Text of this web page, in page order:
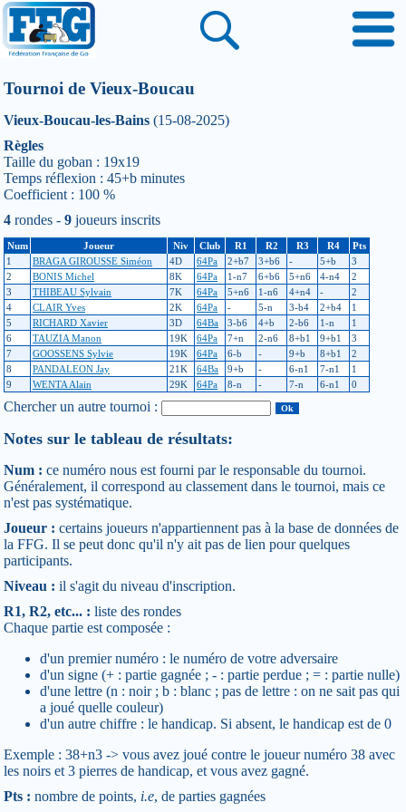
Tournoi de Vieux-Boucau
Vieux-Boucau-les-Bains (15-08-2025)
Règles
Taille du goban : 19x19
Temps réflexion : 45+b minutes
Coefficient : 100 %
4 rondes - 9 joueurs inscrits
Num Joueur Niv Club R1 R2 R3 R4
Pts
1
BRAGA GIROUSSE Siméon 4D 64Pa 2+b7 3+b6 - 5+b
3
2
BONIS Michel 8K 64Pa 1-n7 6+b6 5+n6 4-n4
2
3
THIBEAU Sylvain 7K 64Pa 5+n6 1-n6 4+n4 -
2
4
CLAIR Yves 2K 64Pa - 5-n 3-b4 2+b4
1
5
RICHARD Xavier 3D 64Ba 3-b6 4+b 2-b6 1-n
1
6
TAUZIA Manon 19K 64Pa 7+n 2-n6 8+b1 9+b1
3
7
GOOSSENS Sylvie 19K 64Pa 6-b - 9+b 8+b1
2
8
PANDALEON Jay 21K 64Ba 9+b - 6-n1 7-n1
1
9
WENTA Alain 29K 64Pa 8-n - 7-n 6-n1 0
Chercher un autre tournoi :
Notes sur le tableau de résultats:
Num : ce numéro nous est fourni par le responsable du tournoi.
Généralement, il correspond au classement dans le tournoi, mais ce
n'est pas systématique.
Joueur : certains joueurs n'appartiennent pas à la base de données de
la FFG. Il se peut donc qu'il n'y ait pas de lien pour quelques
participants.
Niveau : il s'agit du niveau d'inscription.
R1, R2, etc... : liste des rondes
Chaque partie est composée :
d'un premier numéro : le numéro de votre adversaire
d'un signe (+ : partie gagnée ; - : partie perdue ; = : partie nulle)
d'une lettre (n : noir ; b : blanc ; pas de lettre : on ne sait pas qui
a joué quelle couleur)
d'un autre chiffre : le handicap. Si absent, le handicap est de 0
Exemple : 38+n3 -> vous avez joué contre le joueur numéro 38 avec
les noirs et 3 pierres de handicap, et vous avez gagné.
Pts : nombre de points, i.e, de parties gagnées